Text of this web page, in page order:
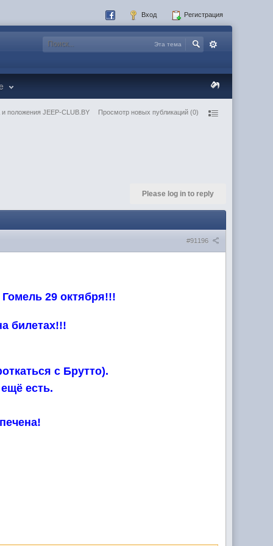
Вход Регистрация
Эта тема
положения JEEP-CLUB.BY Просмотр новых публикаций (0)
Please log in to reply
#91196
29 октября!!!
билетах!!!
с Брутто).
есть.